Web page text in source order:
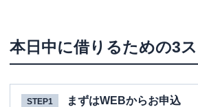
本日中に借りるための3
STEP1 まずはWEBからお申込